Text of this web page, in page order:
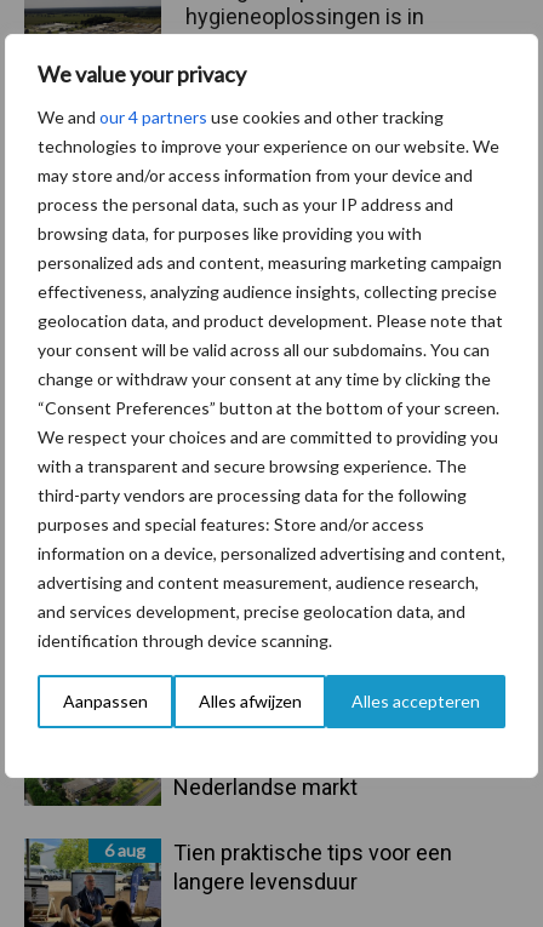
We value your privacy
We and our 4 partners use cookies and other tracking
technologies to improve your experience on our website. We
may store and/or access information from your device and
process the personal data, such as your IP address and
browsing data, for purposes like providing you with
personalized ads and content, measuring marketing campaign
effectiveness, analyzing audience insights, collecting precise
geolocation data, and product development. Please note that
your consent will be valid across all our subdomains. You can
change or withdraw your consent at any time by clicking the
“Consent Preferences” button at the bottom of your screen.
We respect your choices and are committed to providing you
with a transparent and secure browsing experience. The
third-party vendors are processing data for the following
purposes and special features: Store and/or access
information on a device, personalized advertising and content,
advertising and content measurement, audience research,
and services development, precise geolocation data, and
identification through device scanning.
Aanpassen Alles afwijzen Alles accepteren
Primaire
Sidebar
6 aug
ForFarmers ziet volume en
Nederlandse markt
6 aug
Tien praktische tips voor een
langere levensduur
hygieneoplossingen is in
Themapagina's
Diergezondheid Bemesting Fokkerij
Compost Dierlijke mest
Toon meer